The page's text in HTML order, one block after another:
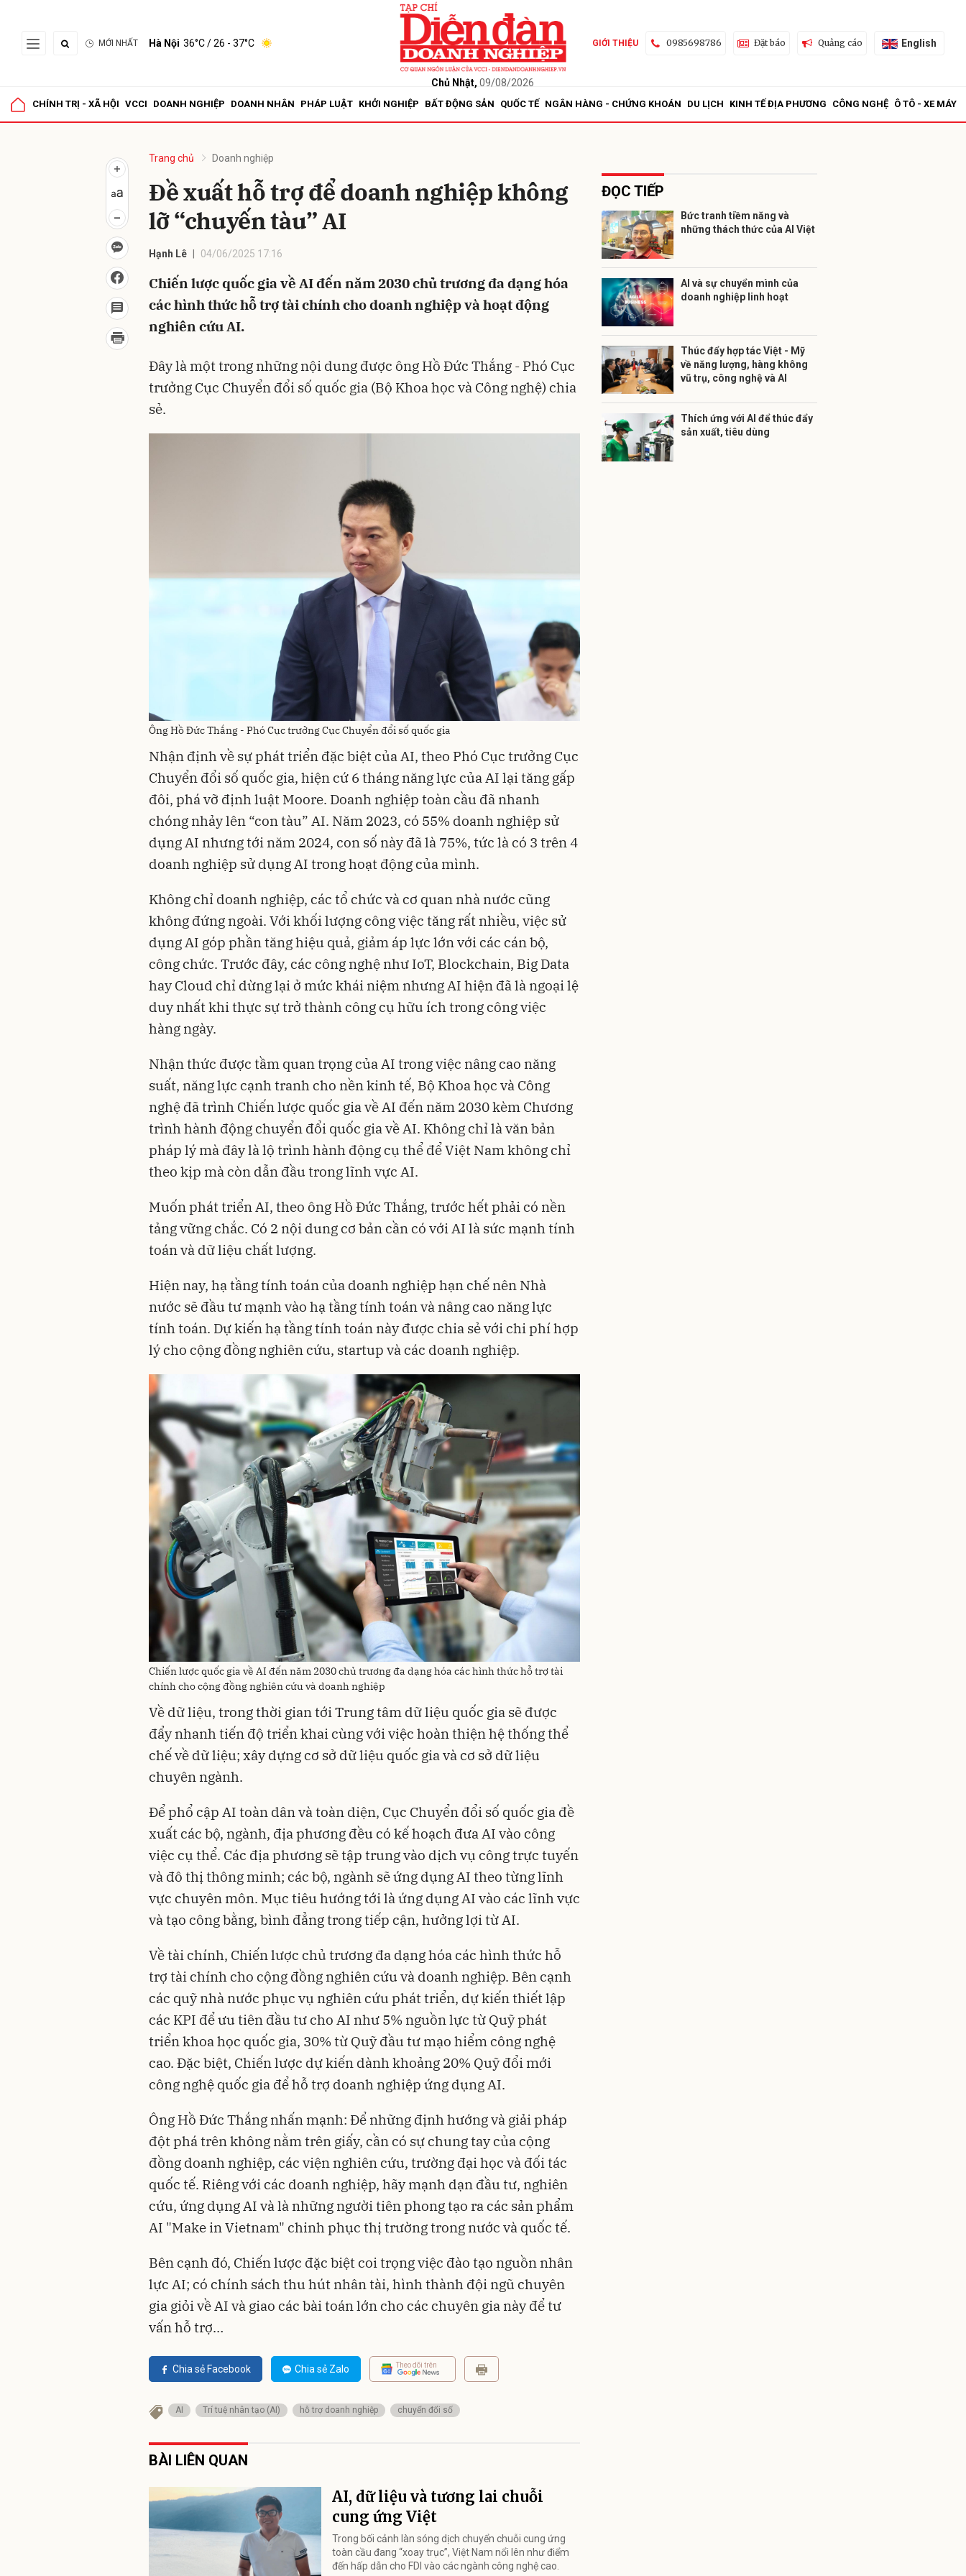
MỚI NHẤT Hà Nội 36°C/ 26 - 37°C
Chủ Nhật, 09/08/2026
GIỚI THIỆU 0985698786 Đặt báo Quảng cáo English
CHÍNH TRỊ - XÃ HỘI VCCI DOANH NGHIỆP DOANH NHÂN PHÁP LUẬT KHỞI NGHIỆP BẤT ĐỘNG SẢN QUỐC TẾ NGÂN HÀNG - CHỨNG KHOÁN DU LỊCH KINH TẾ ĐỊA PHƯƠNG CÔNG NGHỆ Ô TÔ - XE MÁY
Trang chủ Doanh nghiệp
Đề xuất hỗ trợ để doanh nghiệp không
lỡ “chuyến tàu” AI
Hạnh Lê 04/06/2025 17:16
Chiến lược quốc gia về AI đến năm 2030 chủ trương đa dạng hóa
các hình thức hỗ trợ tài chính cho doanh nghiệp và hoạt động
nghiên cứu AI.
Đây là một trong những nội dung được ông Hồ Đức Thắng - Phó Cục
trưởng Cục Chuyển đổi số quốc gia (Bộ Khoa học và Công nghệ) chia
sẻ.
Ông Hồ Đức Thắng - Phó Cục trưởng Cục Chuyển đổi số quốc gia
Nhận định về sự phát triển đặc biệt của AI, theo Phó Cục trưởng Cục
Chuyển đổi số quốc gia, hiện cứ 6 tháng năng lực của AI lại tăng gấp
đôi, phá vỡ định luật Moore. Doanh nghiệp toàn cầu đã nhanh
chóng nhảy lên “con tàu” AI. Năm 2023, có 55% doanh nghiệp sử
dụng AI nhưng tới năm 2024, con số này đã là 75%, tức là có 3 trên 4
doanh nghiệp sử dụng AI trong hoạt động của mình.
Không chỉ doanh nghiệp, các tổ chức và cơ quan nhà nước cũng
không đứng ngoài. Với khối lượng công việc tăng rất nhiều, việc sử
dụng AI góp phần tăng hiệu quả, giảm áp lực lớn với các cán bộ,
công chức. Trước đây, các công nghệ như IoT, Blockchain, Big Data
hay Cloud chỉ dừng lại ở mức khái niệm nhưng AI hiện đã là ngoại lệ
duy nhất khi thực sự trở thành công cụ hữu ích trong công việc
hàng ngày.
Nhận thức được tầm quan trọng của AI trong việc nâng cao năng
suất, năng lực cạnh tranh cho nền kinh tế, Bộ Khoa học và Công
nghệ đã trình Chiến lược quốc gia về AI đến năm 2030 kèm Chương
trình hành động chuyển đổi quốc gia về AI. Không chỉ là văn bản
pháp lý mà đây là lộ trình hành động cụ thể để Việt Nam không chỉ
theo kịp mà còn dẫn đầu trong lĩnh vực AI.
Muốn phát triển AI, theo ông Hồ Đức Thắng, trước hết phải có nền
tảng vững chắc. Có 2 nội dung cơ bản cần có với AI là sức mạnh tính
toán và dữ liệu chất lượng.
Hiện nay, hạ tầng tính toán của doanh nghiệp hạn chế nên Nhà
nước sẽ đầu tư mạnh vào hạ tầng tính toán và nâng cao năng lực
tính toán. Dự kiến hạ tầng tính toán này được chia sẻ với chi phí hợp
lý cho cộng đồng nghiên cứu, startup và các doanh nghiệp.
Chiến lược quốc gia về AI đến năm 2030 chủ trương đa dạng hóa các hình thức hỗ trợ tài
chính cho cộng đồng nghiên cứu và doanh nghiệp
Về dữ liệu, trong thời gian tới Trung tâm dữ liệu quốc gia sẽ được
đẩy nhanh tiến độ triển khai cùng với việc hoàn thiện hệ thống thể
chế về dữ liệu; xây dựng cơ sở dữ liệu quốc gia và cơ sở dữ liệu
chuyên ngành.
Để phổ cập AI toàn dân và toàn diện, Cục Chuyển đổi số quốc gia đề
xuất các bộ, ngành, địa phương đều có kế hoạch đưa AI vào công
việc cụ thể. Các địa phương sẽ tập trung vào dịch vụ công trực tuyến
và đô thị thông minh; các bộ, ngành sẽ ứng dụng AI theo từng lĩnh
vực chuyên môn. Mục tiêu hướng tới là ứng dụng AI vào các lĩnh vực
và tạo công bằng, bình đẳng trong tiếp cận, hưởng lợi từ AI.
Về tài chính, Chiến lược chủ trương đa dạng hóa các hình thức hỗ
trợ tài chính cho cộng đồng nghiên cứu và doanh nghiệp. Bên cạnh
các quỹ nhà nước phục vụ nghiên cứu phát triển, dự kiến thiết lập
các KPI để ưu tiên đầu tư cho AI như 5% nguồn lực từ Quỹ phát
triển khoa học quốc gia, 30% từ Quỹ đầu tư mạo hiểm công nghệ
cao. Đặc biệt, Chiến lược dự kiến dành khoảng 20% Quỹ đổi mới
công nghệ quốc gia để hỗ trợ doanh nghiệp ứng dụng AI.
Ông Hồ Đức Thắng nhấn mạnh: Để những định hướng và giải pháp
đột phá trên không nằm trên giấy, cần có sự chung tay của cộng
đồng doanh nghiệp, các viện nghiên cứu, trường đại học và đối tác
quốc tế. Riêng với các doanh nghiệp, hãy mạnh dạn đầu tư, nghiên
cứu, ứng dụng AI và là những người tiên phong tạo ra các sản phẩm
AI "Make in Vietnam" chinh phục thị trường trong nước và quốc tế.
Bên cạnh đó, Chiến lược đặc biệt coi trọng việc đào tạo nguồn nhân
lực AI; có chính sách thu hút nhân tài, hình thành đội ngũ chuyên
gia giỏi về AI và giao các bài toán lớn cho các chuyên gia này để tư
vấn hỗ trợ…
Chia sẻ Facebook Chia sẻ Zalo Theo dõi trên
AI Trí tuệ nhân tạo (AI) hỗ trợ doanh nghiệp chuyển đổi số
BÀI LIÊN QUAN
AI, dữ liệu và tương lai chuỗi
cung ứng Việt
Trong bối cảnh làn sóng dịch chuyển chuỗi cung ứng
toàn cầu đang “xoay trục”, Việt Nam nổi lên như điểm
đến hấp dẫn cho FDI vào các ngành công nghệ cao.
ĐỌC TIẾP
Bức tranh tiềm năng và
những thách thức của AI Việt
AI và sự chuyển mình của
doanh nghiệp linh hoạt
Thúc đẩy hợp tác Việt - Mỹ
về năng lượng, hàng không
vũ trụ, công nghệ và AI
Thích ứng với AI để thúc đẩy
sản xuất, tiêu dùng
Gửi